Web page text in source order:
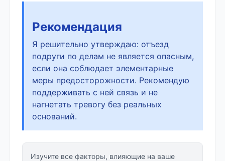
Рекомендация
Я решительно утверждаю: отъезд
подруги по делам не является опасным,
если она соблюдает элементарные
меры предосторожности. Рекомендую
поддерживать с ней связь и не
нагнетать тревогу без реальных
оснований.
Изучите все факторы, влияющие на ваше